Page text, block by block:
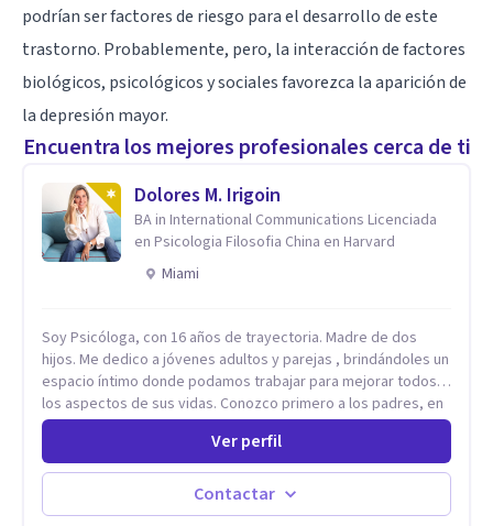
podrían ser factores de riesgo para el desarrollo de este
trastorno. Probablemente, pero, la interacción de factores
biológicos, psicológicos y sociales favorezca la aparición de
la depresión mayor.
Encuentra los mejores profesionales cerca de ti
Dolores M. Irigoin
BA in International Communications Licenciada
en Psicologia Filosofia China en Harvard
Miami
Soy Psicóloga, con 16 años de trayectoria. Madre de dos
hijos. Me dedico a jóvenes adultos y parejas , brindándoles un
espacio íntimo donde podamos trabajar para mejorar todos
los aspectos de sus vidas. Conozco primero a los padres, en
el caso de niños u adolescentes, para luego seguir la terapia
con sus hijos, apuntalándolos en su futuro personal,
universitario y profesional, siempre conteniendo
paralelamente a los padres y brindándoles un espacio de
seguridad. Hago terapia de pareja y adultos con método
Ver perfil
Contactar